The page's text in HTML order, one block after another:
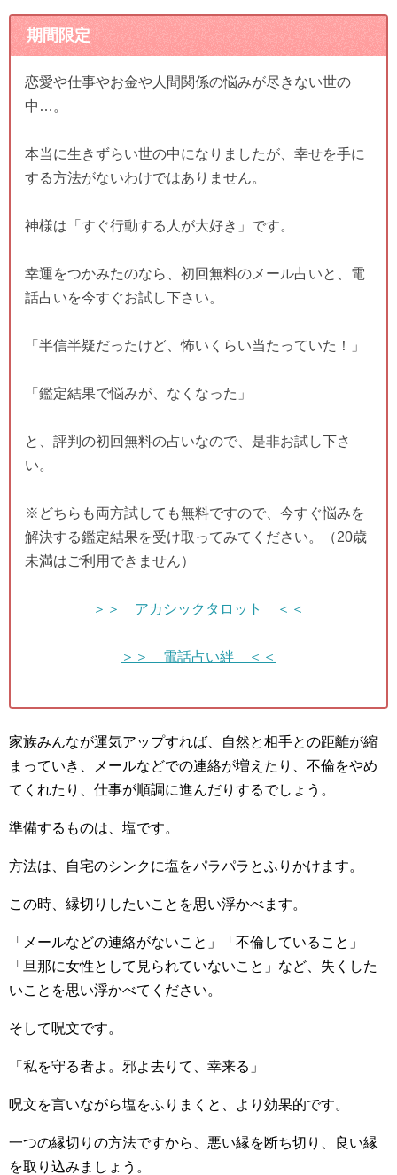
期間限定
恋愛や仕事やお金や人間関係の悩みが尽きない世の
中…。
本当に生きずらい世の中になりましたが、幸せを手に
する方法がないわけではありません。
神様は「すぐ行動する人が大好き」です。
幸運をつかみたのなら、初回無料のメール占いと、電
話占いを今すぐお試し下さい。
「半信半疑だったけど、怖いくらい当たっていた！」
「鑑定結果で悩みが、なくなった」
と、評判の初回無料の占いなので、是非お試し下さ
い。
※どちらも両方試しても無料ですので、今すぐ悩みを
解決する鑑定結果を受け取ってみてください。（20歳
未満はご利用できません）
＞＞ アカシックタロット ＜＜
＞＞ 電話占い絆 ＜＜
家族みんなが運気アップすれば、自然と相手との距離が縮
まっていき、メールなどでの連絡が増えたり、不倫をやめ
てくれたり、仕事が順調に進んだりするでしょう。
準備するものは、塩です。
方法は、自宅のシンクに塩をパラパラとふりかけます。
この時、縁切りしたいことを思い浮かべます。
「メールなどの連絡がないこと」「不倫していること」
「旦那に女性として見られていないこと」など、失くした
いことを思い浮かべてください。
そして呪文です。
「私を守る者よ。邪よ去りて、幸来る」
呪文を言いながら塩をふりまくと、より効果的です。
一つの縁切りの方法ですから、悪い縁を断ち切り、良い縁
を取り込みましょう。